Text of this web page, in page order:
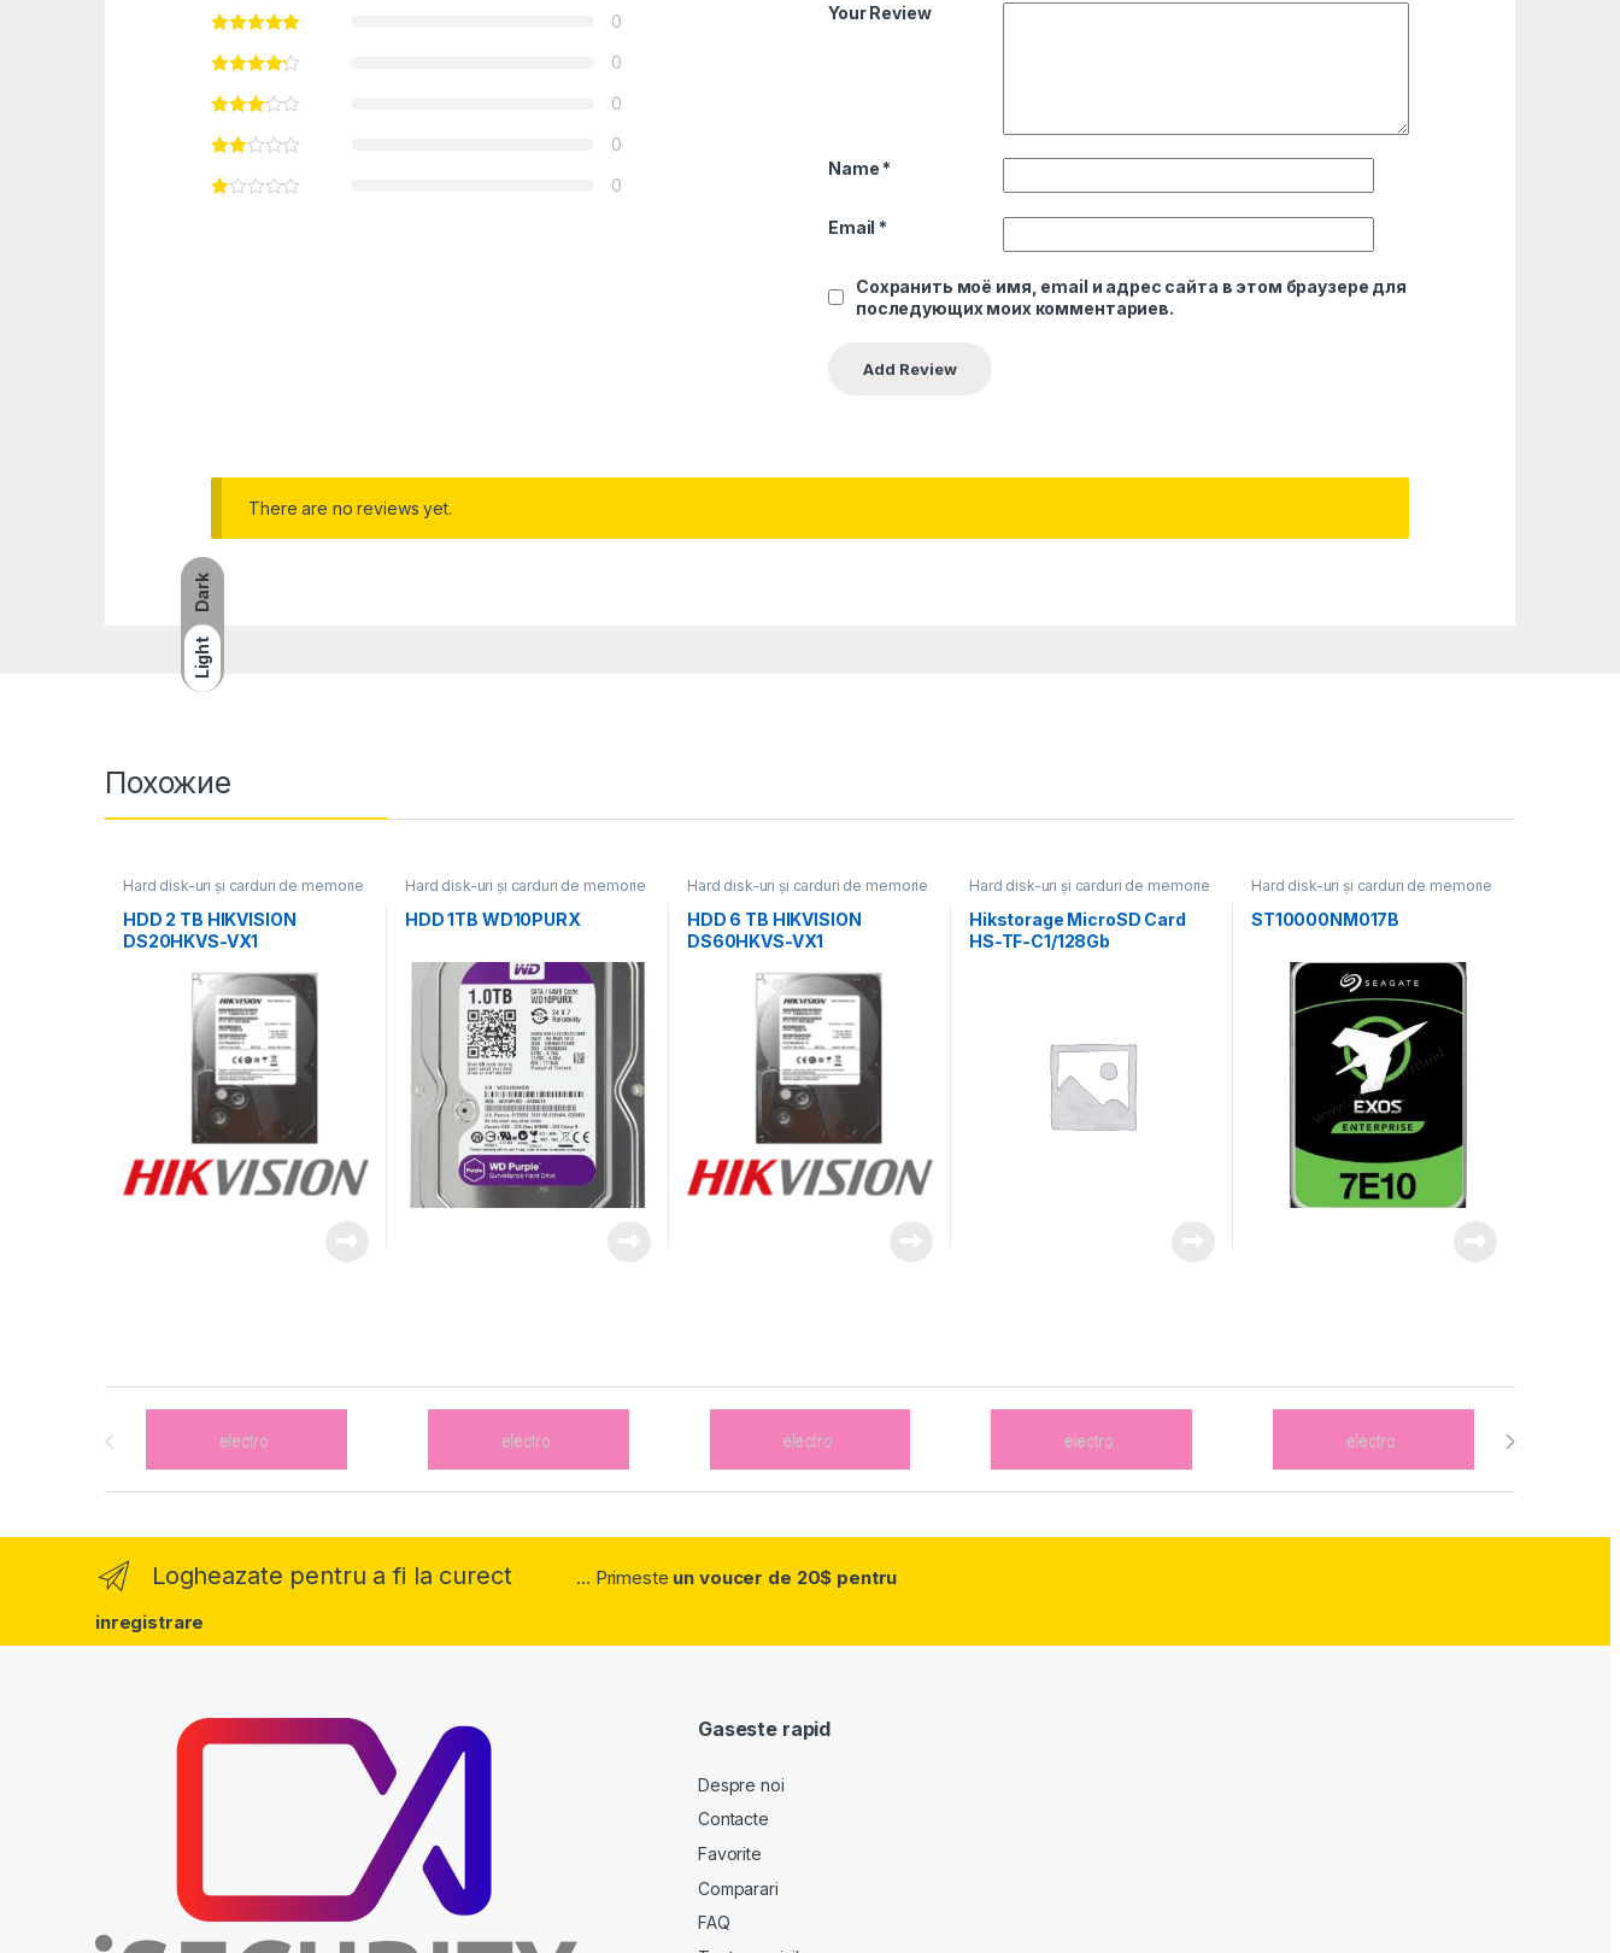
Dark
Light
0
0
0
0
0
Your Review
Name *
Email *
Сохранить моё имя, email и адрес сайта в этом браузере для
последующих моих комментариев.
There are no reviews yet.
Похожие
Hard disk-uri și carduri de memorie
HDD 2 TB HIKVISION
DS20HKVS-VX1
Hard disk-uri și carduri de memorie
HDD 1TB WD10PURX
Hard disk-uri și carduri de memorie
HDD 6 TB HIKVISION
DS60HKVS-VX1
Hard disk-uri și carduri de memorie
Hikstorage MicroSD Card
HS-TF-C1/128Gb
Hard disk-uri și carduri de memorie
ST10000NM017B
Brands Carousel
Logheazate pentru a fi la curect ... Primeste un voucer de 20$ pentru
inregistrare
Gaseste rapid
Despre noi
Contacte
Favorite
Comparari
FAQ